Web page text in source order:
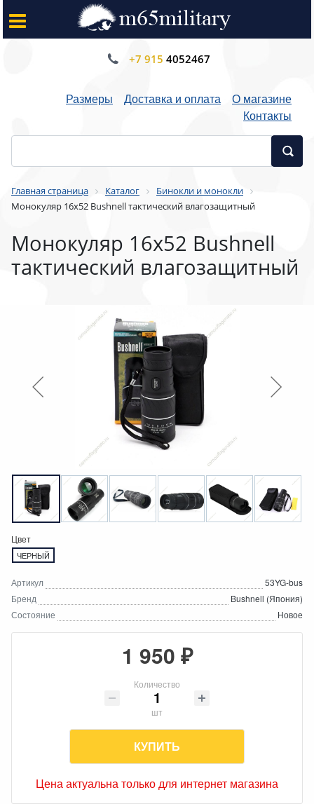
+7 915 4052467
Размеры Доставка и оплата
О магазине
Контакты
Главная страница Каталог
Бинокли и монокли
Монокуляр 16x52 Bushnell тактический влагозащитный
Монокуляр 16x52 Bushnell
тактический влагозащитный
Цвет
ЧЕРНЫЙ
Артикул
53YG-bus
Бренд
Bushnell (Япония)
Состояние
Новое
1 950 ₽
Количество
шт
КУПИТЬ
Цена актуальна только для интернет магазина